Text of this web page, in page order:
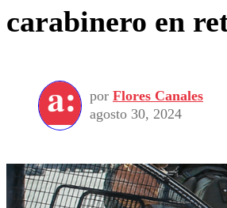
carabinero en
por Flores Canales
agosto 30, 2024